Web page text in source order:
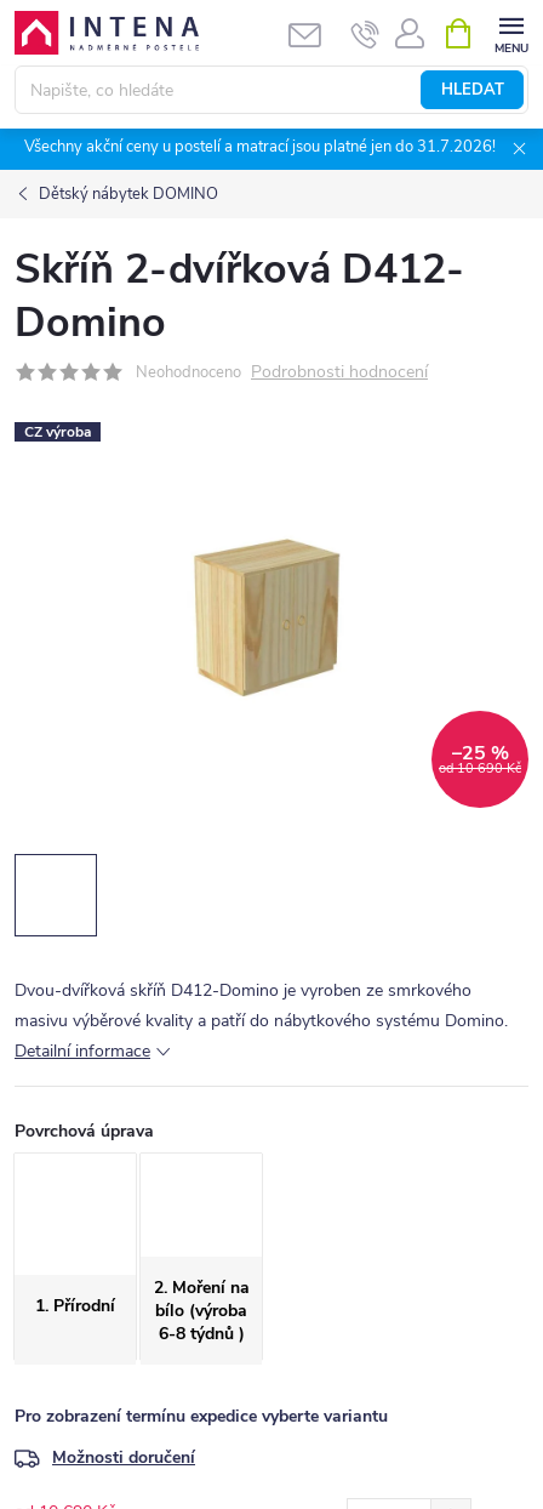
Přejít
obsah
HLEDAT
NÁKUPNÍ
KOŠÍK
Všechny akční ceny u postelí a matrací jsou platné jen do 31.7.2026!
Dětský nábytek DOMINO
Skříň 2-dvířková D412-
Domino
Neohodnoceno Podrobnosti hodnocení
CZ výroba
od 10 690 Kč
–25 %
Dvou-dvířková skříň D412-Domino je vyroben ze smrkového
masivu výběrové kvality a patří do nábytkového systému Domino.
Detailní informace
Povrchová úprava
1. Přírodní
2. Moření na
bílo (výroba
6-8 týdnů )
Pro zobrazení termínu expedice vyberte variantu
Možnosti doručení